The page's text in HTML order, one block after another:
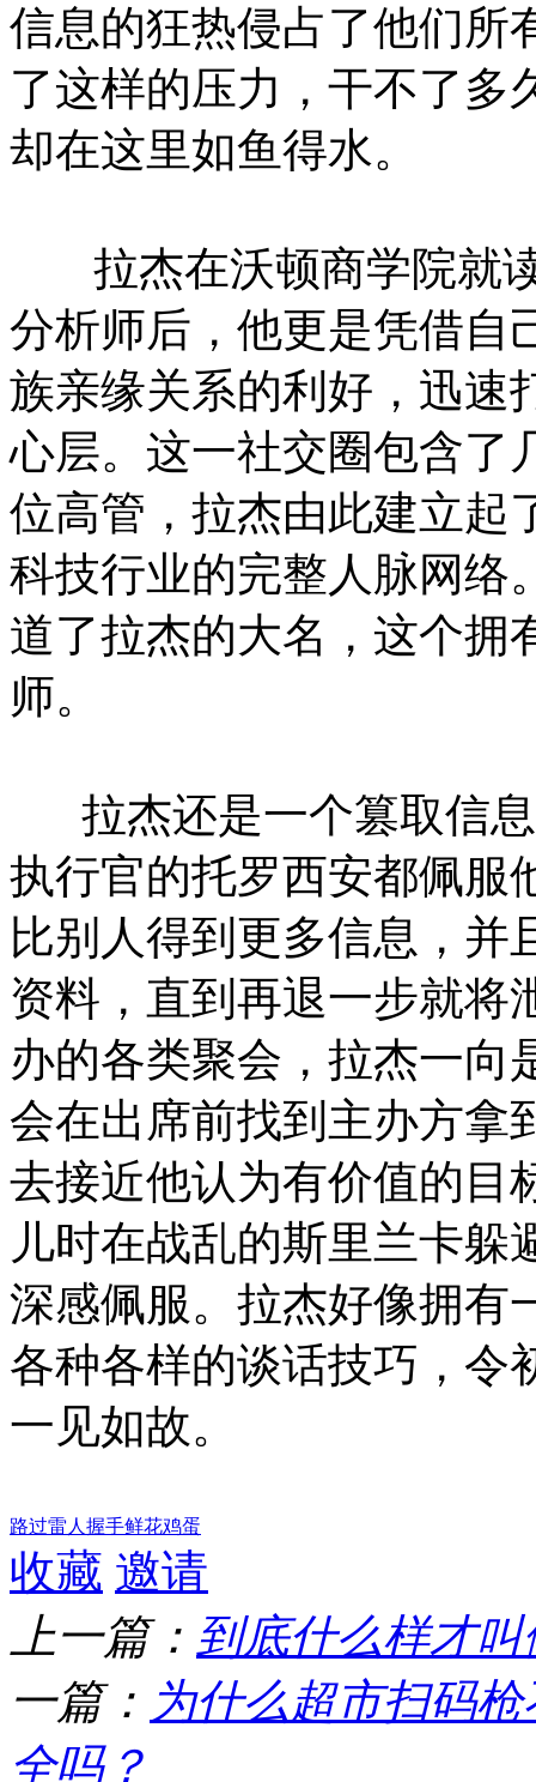
信息的狂热侵占了他们所
了这样的压力，干不了多
却在这里如鱼得水。
拉杰在沃顿商学院就读
分析师后，他更是凭借自
族亲缘关系的利好，迅速
心层。这一社交圈包含了
位高管，拉杰由此建立起
科技行业的完整人脉网络
道了拉杰的大名，这个拥
师。
拉杰还是一个篡取信息
执行官的托罗西安都佩服
比别人得到更多信息，并
资料，直到再退一步就将
办的各类聚会，拉杰一向
会在出席前找到主办方拿
去接近他认为有价值的目
儿时在战乱的斯里兰卡躲
深感佩服。拉杰好像拥有
各种各样的谈话技巧，令
一见如故。
路过雷人 握手鲜花鸡蛋
收藏 邀请
上一篇： 到底什么样才
一篇： 为什么超市扫码
全吗？